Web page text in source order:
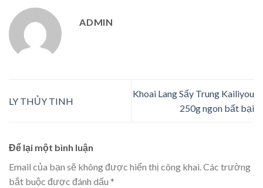
ADMIN
LY THỦY TINH
Khoai Lang Sấy Trung Kailiyou
250g ngon bất bại
Để lại một bình luận
Email của bạn sẽ không được hiển thị công khai.Các trường
bắt buộc được đánh dấu *